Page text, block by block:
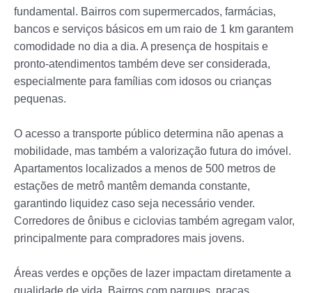
fundamental. Bairros com supermercados, farmácias,
bancos e serviços básicos em um raio de 1 km garantem
comodidade no dia a dia. A presença de hospitais e
pronto-atendimentos também deve ser considerada,
especialmente para famílias com idosos ou crianças
pequenas.
O acesso a transporte público determina não apenas a
mobilidade, mas também a valorização futura do imóvel.
Apartamentos localizados a menos de 500 metros de
estações de metrô mantêm demanda constante,
garantindo liquidez caso seja necessário vender.
Corredores de ônibus e ciclovias também agregam valor,
principalmente para compradores mais jovens.
Áreas verdes e opções de lazer impactam diretamente a
qualidade de vida. Bairros com parques, praças